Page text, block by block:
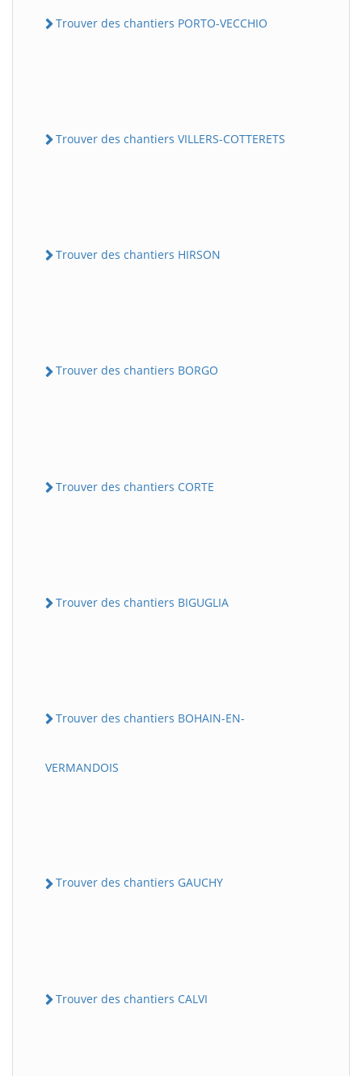
Trouver des chantiers PORTO-VECCHIO
Trouver des chantiers VILLERS-COTTERETS
Trouver des chantiers HIRSON
Trouver des chantiers BORGO
Trouver des chantiers CORTE
Trouver des chantiers BIGUGLIA
Trouver des chantiers BOHAIN-EN-
VERMANDOIS
Trouver des chantiers GAUCHY
Trouver des chantiers CALVI